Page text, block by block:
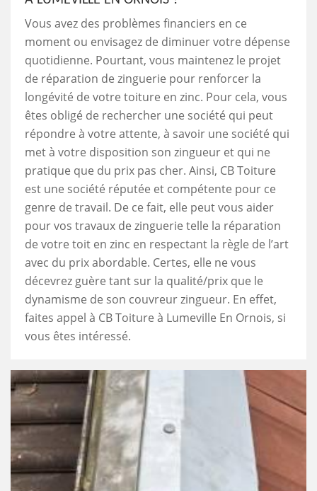
Vous avez des problèmes financiers en ce
moment ou envisagez de diminuer votre dépense
quotidienne. Pourtant, vous maintenez le projet
de réparation de zinguerie pour renforcer la
longévité de votre toiture en zinc. Pour cela, vous
êtes obligé de rechercher une société qui peut
répondre à votre attente, à savoir une société qui
met à votre disposition son zingueur et qui ne
pratique que du prix pas cher. Ainsi, CB Toiture
est une société réputée et compétente pour ce
genre de travail. De ce fait, elle peut vous aider
pour vos travaux de zinguerie telle la réparation
de votre toit en zinc en respectant la règle de l’art
avec du prix abordable. Certes, elle ne vous
décevrez guère tant sur la qualité/prix que le
dynamisme de son couvreur zingueur. En effet,
faites appel à CB Toiture à Lumeville En Ornois, si
vous êtes intéressé.